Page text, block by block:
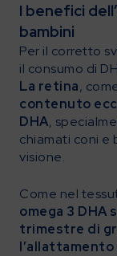
I benefici
bambini
Per il corretto
il consumo di
La retina,
contenuto
DHA,
chiamati coni e
visione.
Come nel
omega 3
trimestre di
l’allattamento